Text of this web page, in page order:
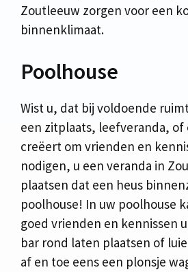
Zoutleeuw zorgen voor een
binnenklimaat.
Poolhouse
Wist u, dat bij voldoende
een zitplaats, leefveranda, of
creëert om vrienden en
nodigen, u een veranda in
plaatsen dat een heus
poolhouse! In uw poolhouse
goed vrienden en kennissen
bar rond laten plaatsen of
af en toe eens een plonsje